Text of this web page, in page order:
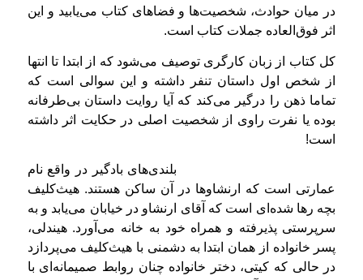
در میان حوادث، شخصیت‌ها و فضاهای كتاب می‌یابید و این
اثر فوق‌العاده جملات كتاب است.
كل كتاب از زبان كارگری توصیف می‌شود كه از ابتدا تا انتها
از شخص اول داستان تنفر داشته و این سوالی است كه
تماما ذهن را درگیر می‌كند كه آیا روایت داستان بی‌طرفانه
بوده یا نفرت راوی از شخصیت اصلی در حكایت اثر داشته
است!
بلندی‌های بادگیر در واقع نام
عمارتی است که ارنشاوها در آن ساکن هستند. هیث‌کلیف
بچه رها شده‌ای است که آقای ارنشاو در خیابان می‌یابد و به
سرپرستی پذیرفته و همراه خود به خانه می‌آورد. هیندلی،
پسر خانواده از همان ابتدا به دشمنی با هیث‌کلیف می‌پردازد
در‌ حالی که کیتی، دختر خانواده چنان روابط صمیمانه‌ای با